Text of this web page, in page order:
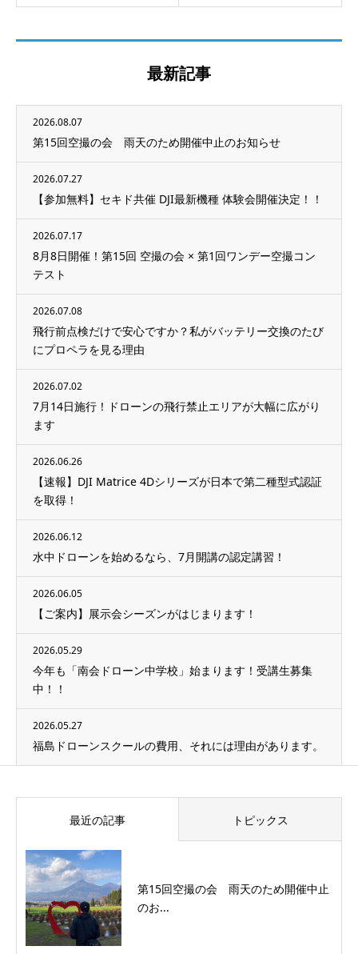
最新記事
2026.08.07
第15回空撮の会 雨天のため開催中止のお知らせ
2026.07.27
【参加無料】セキド共催 DJI最新機種 体験会開催決定！！
2026.07.17
8月8日開催！第15回 空撮の会 × 第1回ワンデー空撮コン
テスト
2026.07.08
飛行前点検だけで安心ですか？私がバッテリー交換のたび
にプロペラを見る理由
2026.07.02
7月14日施行！ドローンの飛行禁止エリアが大幅に広がり
ます
2026.06.26
【速報】DJI Matrice 4Dシリーズが日本で第二種型式認証
を取得！
2026.06.12
水中ドローンを始めるなら、7月開講の認定講習！
2026.06.05
【ご案内】展示会シーズンがはじまります！
2026.05.29
今年も「南会ドローン中学校」始まります！受講生募集
中！！
2026.05.27
福島ドローンスクールの費用、それには理由があります。
最近の記事 トピックス
第15回空撮の会 雨天のため開催中止
のお...